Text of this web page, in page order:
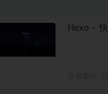
Hexo –